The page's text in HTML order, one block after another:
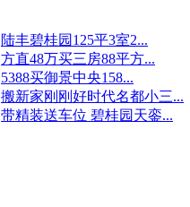
陆丰碧桂园125平3室2...
方直48万买三房88平方...
5388买御景中央158...
搬新家刚刚好时代名都小三...
带精装送车位 碧桂园天銮...